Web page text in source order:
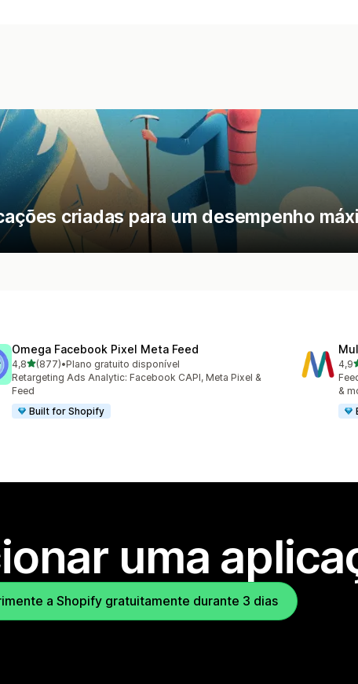
criadas para um desempenho
Omega Facebook Pixel Meta Feed
4,8de 5 estrelas
(877)
877 total de avaliações
•Plano gratuito disponível
Retargeting Ads Analytic: Facebook CAPI, Meta Pixel &
Feed
Built for Shopify
4,9
965
&
uma
a Shopify gratuitamente durante 3 dias